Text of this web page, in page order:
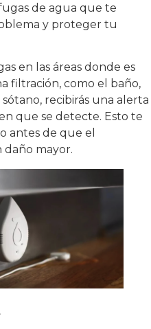
de agua que te
y proteger tu
en las áreas donde es
filtración, como el baño,
recibirás una alerta
que se detecte. Esto te
antes de que el
mayor.